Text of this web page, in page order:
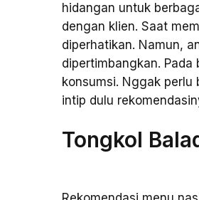
hidangan untuk
dengan klien. Saat
diperhatikan. Namun,
dipertimbangkan.
konsumsi. Nggak
intip dulu
Tongkol